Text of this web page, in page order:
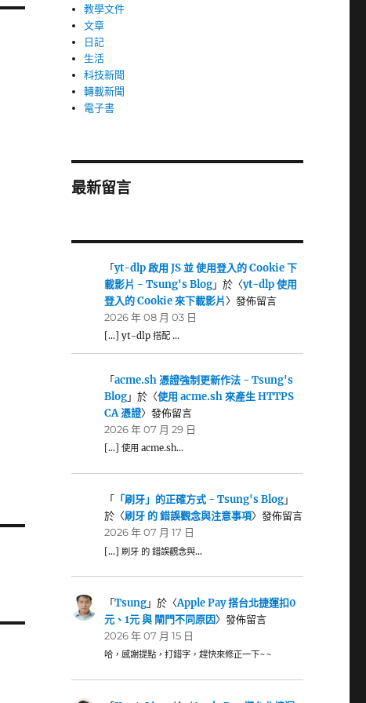
教學文件
文章
日記
生活
科技新聞
轉載新聞
電子書
最新留言
「yt-dlp 啟用 JS 並 使用登入的 Cookie 下
載影片 - Tsung's Blog」於〈yt-dlp 使用
登入的 Cookie 來下載影片〉發佈留言
2026 年 08 月 03 日
[…] yt-dlp 搭配 …
「acme.sh 憑證強制更新作法 - Tsung's
Blog」於〈使用 acme.sh 來產生 HTTPS
CA 憑證〉發佈留言
2026 年 07 月 29 日
[…] 使用 acme.sh…
「 「刷牙」的正確方式 - Tsung's Blog」
於〈刷牙 的 錯誤觀念與注意事項〉發佈留言
2026 年 07 月 17 日
[…] 刷牙 的 錯誤觀念與…
「Tsung」於〈Apple Pay 搭台北捷運扣0
元、1元 與 閘門不同原因〉發佈留言
2026 年 07 月 15 日
哈，感謝提點，打錯字，趕快來修正一下~~